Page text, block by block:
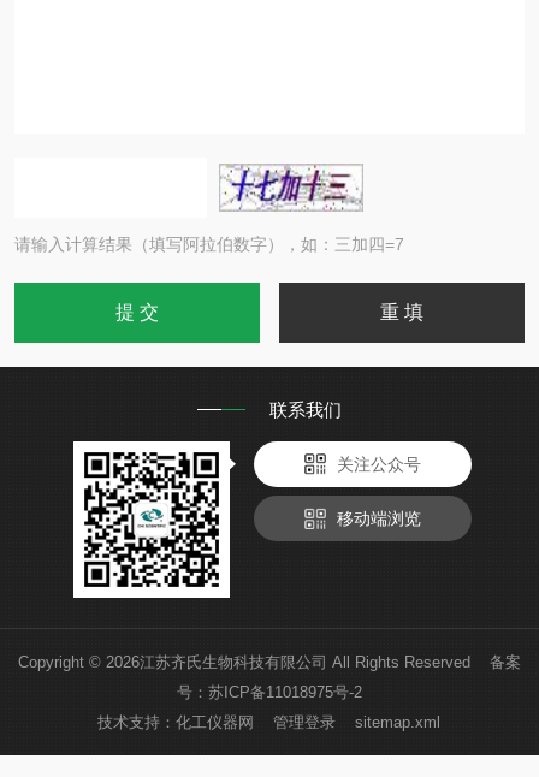
请输入计算结果（填写阿拉伯数字），如：三加四=7
联系我们
关注公众号
移动端浏览
Copyright © 2026江苏齐氏生物科技有限公司 All Rights Reserved 备案
号： 苏ICP备11018975号-2
技术支持：化工仪器网 管理登录 sitemap.xml